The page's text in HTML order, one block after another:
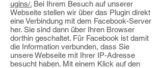
ugins/. Bei Ihrem Besuch auf unserer
Webseite stellen wir über das Plugin direkt
eine Verbindung mit dem Facebook-Server
her. Sie sind dann über Ihren Browser
dorthin geschaltet. Für Facebook ist damit
die Information verbunden, dass Sie
unsere Webseite mit Ihrer IP-Adresse
besucht haben. Mit einem Klick auf den